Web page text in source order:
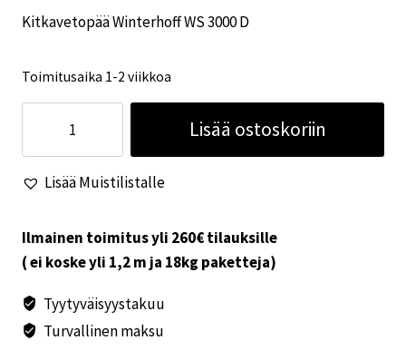
Kitkavetopää Winterhoff WS 3000 D
Toimitusaika 1-2 viikkoa
Winterhoff
WS
3000
määrä
Lisää ostoskoriin
Lisää Muistilistalle
Ilmainen toimitus yli 260€ tilauksille
( ei koske yli 1,2 m ja 18kg paketteja)
Tyytyväisyystakuu
Turvallinen maksu